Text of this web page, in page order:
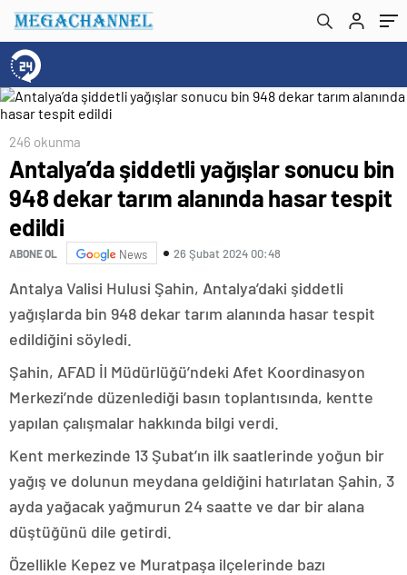
246 okunma
Antalya’da şiddetli yağışlar sonucu bin
948 dekar tarım alanında hasar tespit
edildi
ABONE OL News 26 Şubat 2024 00:48
Antalya Valisi Hulusi Şahin, Antalya’daki şiddetli
yağışlarda bin 948 dekar tarım alanında hasar tespit
edildiğini söyledi.
Şahin, AFAD İl Müdürlüğü’ndeki Afet Koordinasyon
Merkezi’nde düzenlediği basın toplantısında, kentte
yapılan çalışmalar hakkında bilgi verdi.
Kent merkezinde 13 Şubat’ın ilk saatlerinde yoğun bir
yağış ve dolunun meydana geldiğini hatırlatan Şahin, 3
ayda yağacak yağmurun 24 saatte ve dar bir alana
düştüğünü dile getirdi.
Özellikle Kepez ve Muratpaşa ilçelerinde bazı